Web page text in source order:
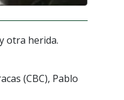
otra herida.
(CBC), Pablo